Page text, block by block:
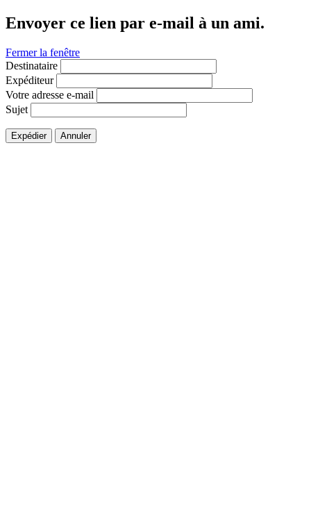
Envoyer ce lien par e-mail à un ami.
Fermer la fenêtre
Destinataire
Expéditeur
Votre adresse e-mail
Sujet
Expédier Annuler